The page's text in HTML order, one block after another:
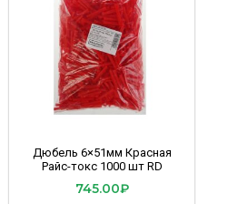
Дюбель 6×51мм Красная
Райс-токс 1000 шт RD
745.00₽